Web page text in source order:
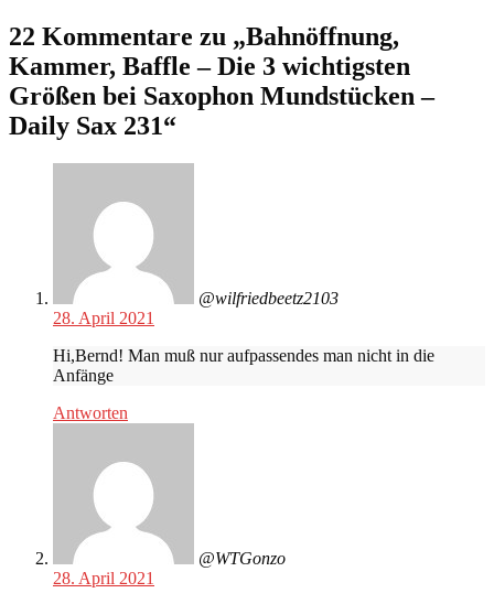
22 Kommentare zu „Bahnöffnung,
Kammer, Baffle – Die 3 wichtigsten
Größen bei Saxophon Mundstücken –
Daily Sax 231“
@wilfriedbeetz2103
28. April 2021
Hi,Bernd! Man muß nur aufpassendes man nicht in die
Anfänge
Antworten
@WTGonzo
28. April 2021